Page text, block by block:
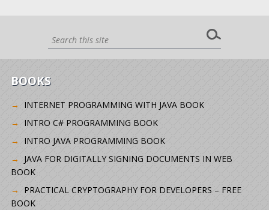
BOOKS
INTERNET PROGRAMMING WITH JAVA BOOK
INTRO C# PROGRAMMING BOOK
INTRO JAVA PROGRAMMING BOOK
JAVA FOR DIGITALLY SIGNING DOCUMENTS IN WEB
BOOK
PRACTICAL CRYPTOGRAPHY FOR DEVELOPERS – FREE
BOOK